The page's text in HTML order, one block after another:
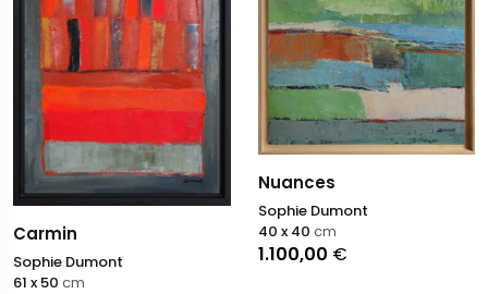
Carmin
Sophie Dumont
61 x 50 cm
Nuances
Sophie Dumont
1.100,00 €
40 x 40 cm